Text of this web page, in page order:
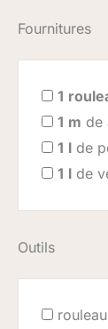
Fournitures
1
1 m de
1 l de
1 l de
Outils